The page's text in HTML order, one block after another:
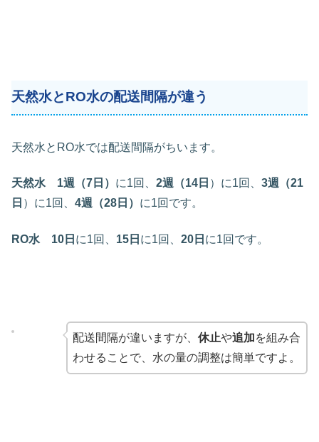
天然水とRO水の配送間隔が違う
天然水とRO水では配送間隔がちいます。
天然水 1週（7日） に1回、 2週（14日 ）に1回、 3週（21
日 ）に1回、 4週（28日） に1回です。
RO水 10日 に1回、 15日 に1回、 20日 に1回です。
配送間隔が違いますが、 休止や追加を組み合
わせることで、水の量の調整は簡単ですよ。